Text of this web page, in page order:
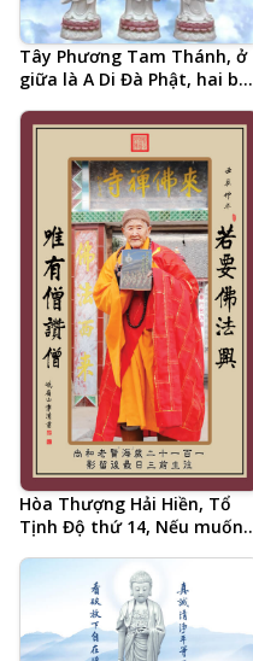
Tây Phương Tam Thánh, ở
giữa là A Di Đà Phật, hai bên
Quan Thế Âm Bồ Tát
Hòa Thượng Hải Hiền, Tổ
Tịnh Độ thứ 14, Nếu muốn
Tăng khen Tăng, pháp ngữ
tiếng Trung